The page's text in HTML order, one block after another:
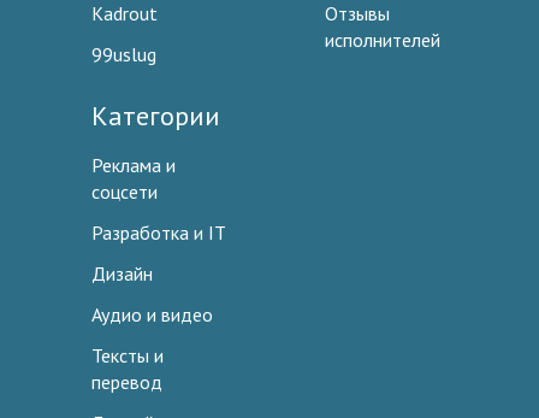
Kadrout
99uslug
Отзывы
исполнителей
Категории
Реклама и
соцсети
Разработка и IT
Дизайн
Аудио и видео
Тексты и
перевод